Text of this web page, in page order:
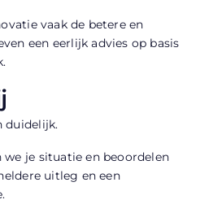
vaak de betere en
een eerlijk advies op basis
duidelijk.
we je situatie en beoordelen
uitleg en een